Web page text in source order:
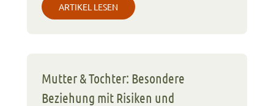
ARTIKEL LESEN
Mutter & Tochter: Besondere
Beziehung mit Risiken und